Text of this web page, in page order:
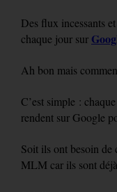
Des flux incessants
chaque jour sur
Ah bon mais
C’est simple :
rendent sur Google
Soit ils ont besoin de
MLM car ils sont